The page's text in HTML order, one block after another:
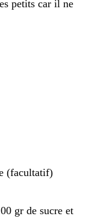
petits car il ne
(facultatif)
gr de sucre et